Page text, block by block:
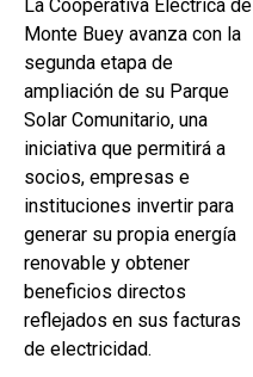
La Cooperativa Eléctrica de
Monte Buey avanza con la
segunda etapa de
ampliación de su Parque
Solar Comunitario, una
iniciativa que permitirá a
socios, empresas e
instituciones invertir para
generar su propia energía
renovable y obtener
beneficios directos
reflejados en sus facturas
de electricidad.